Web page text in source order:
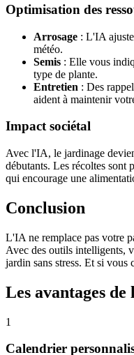
Optimisation des
Arrosage : L'IA
météo.
Semis : Elle vous
type de plante.
Entretien : Des
aident à maintenir
Impact sociétal
Avec l'IA, le jardinage
débutants. Les récoltes sont
qui encourage une
Conclusion
L'IA ne remplace pas votre
Avec des outils intelligents,
jardin sans stress. Et si vous
Les avantages
1
Calendrier